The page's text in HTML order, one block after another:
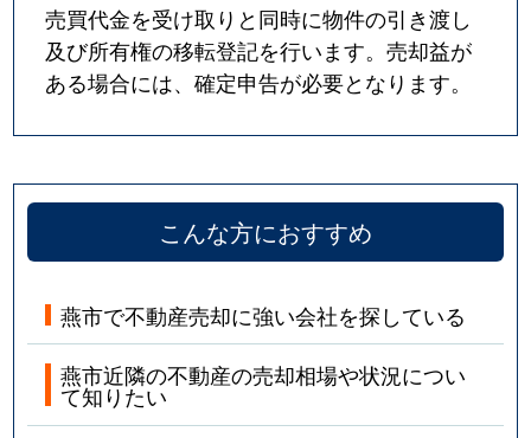
売買代金を受け取りと同時に物件の引き渡し
及び所有権の移転登記を行います。売却益が
ある場合には、確定申告が必要となります。
こんな方におすすめ
燕市で不動産売却に強い会社を探している
燕市近隣の不動産の売却相場や状況につい
て知りたい